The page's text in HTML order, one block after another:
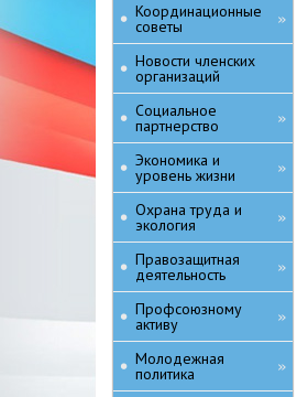
Координационные
советы »
Новости членских
организаций
Социальное
партнерство »
Экономика и
уровень жизни »
Охрана труда и
экология »
Правозащитная
деятельность »
Профсоюзному
активу »
Молодежная
политика »